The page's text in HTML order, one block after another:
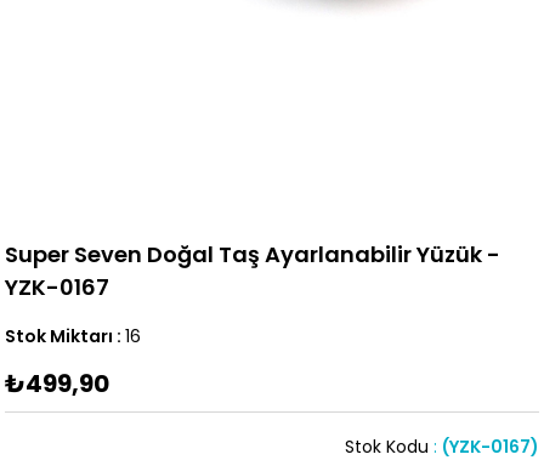
Super Seven Doğal Taş Ayarlanabilir Yüzük -
YZK-0167
Stok Miktarı : 16
₺499,90
(YZK-0167)
Stok Kodu